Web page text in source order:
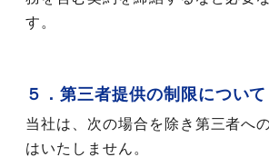
す。
５．第三者提供の制限について
当社は、次の場合を除き第三者へ
はいたしません。